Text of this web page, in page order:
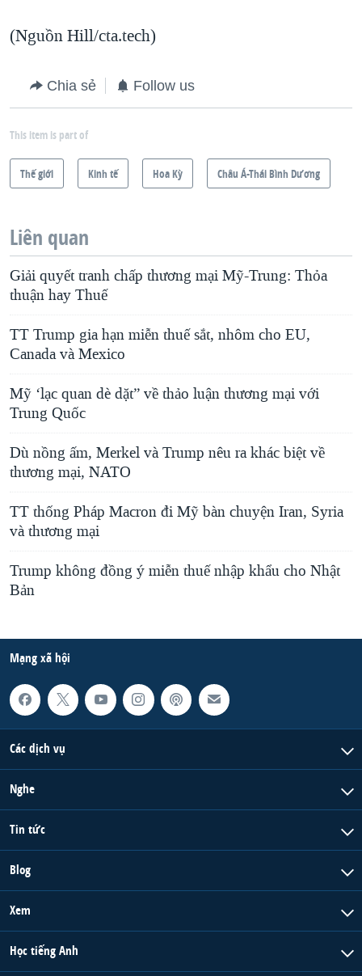
(Nguồn Hill/cta.tech)
Chia sẻ Follow us
This item is part of
Thế giới Kinh tế Hoa Kỳ Châu Á-Thái Bình Dương
Liên quan
Giải quyết tranh chấp thương mại Mỹ-Trung: Thỏa
thuận hay Thuế
TT Trump gia hạn miễn thuế sắt, nhôm cho EU,
Canada và Mexico
Mỹ ‘lạc quan dè dặt” về thảo luận thương mại với
Trung Quốc
Dù nồng ấm, Merkel và Trump nêu ra khác biệt về
thương mại, NATO
TT thống Pháp Macron đi Mỹ bàn chuyện Iran, Syria
và thương mại
Trump không đồng ý miễn thuế nhập khẩu cho Nhật
Bản
Mạng xã hội
Các dịch vụ
Nghe
Tin tức
Blog
Xem
Học tiếng Anh